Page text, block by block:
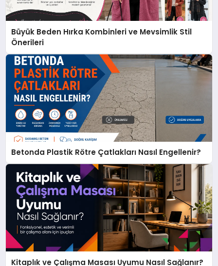
Büyük Beden Hırka Kombinleri ve Mevsimlik Stil
Önerileri
Betonda Plastik Rötre Çatlakları Nasıl Engellenir?
Kitaplık ve Çalışma Masası Uyumu Nasıl Sağlanır?